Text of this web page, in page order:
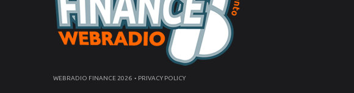
WEBRADIO FINANCE 2026 PRIVACY POLICY